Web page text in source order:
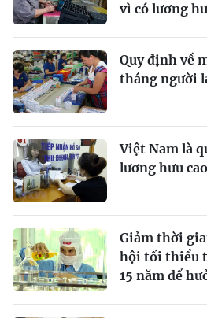
vì có lương
Quy định về
tháng người
Việt Nam là
lương hưu
Giảm thời
hội tối thiểu
15 năm để